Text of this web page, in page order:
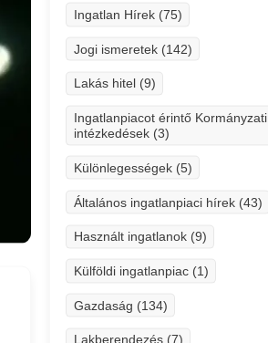
Ingatlan Hírek (75)
Jogi ismeretek (142)
Lakás hitel (9)
Ingatlanpiacot érintő Kormányzati
intézkedések (3)
Különlegességek (5)
Általános ingatlanpiaci hírek (43)
Használt ingatlanok (9)
Külföldi ingatlanpiac (1)
Gazdaság (134)
Lakberendezés (7)